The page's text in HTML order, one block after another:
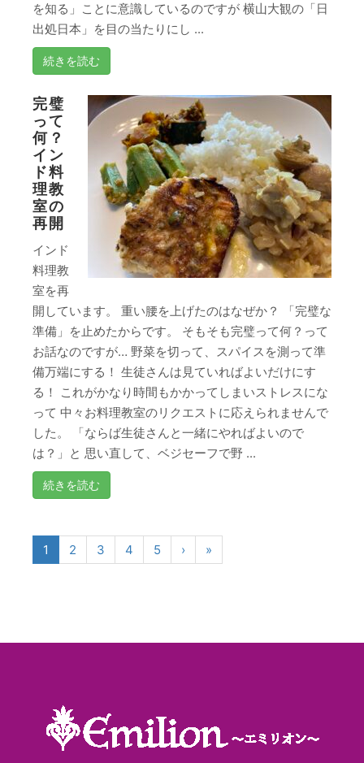
を知る」ことに意識しているのですが 横山大観の「日
出処日本」を目の当たりにし ...
続きを読む
完璧
って
何？
イン
ド料
理教
室の
再開
インド
料理教
室を再
開しています。 重い腰を上げたのはなぜか？ 「完璧な
準備」を止めたからです。 そもそも完璧って何？って
お話なのですが… 野菜を切って、スパイスを測って準
備万端にする！ 生徒さんは見ていればよいだけにす
る！ これがかなり時間もかかってしまいストレスにな
って 中々お料理教室のリクエストに応えられませんで
した。 「ならば生徒さんと一緒にやればよいので
は？」と 思い直して、ベジセーフで野 ...
続きを読む
1 2 3 4 5 › »